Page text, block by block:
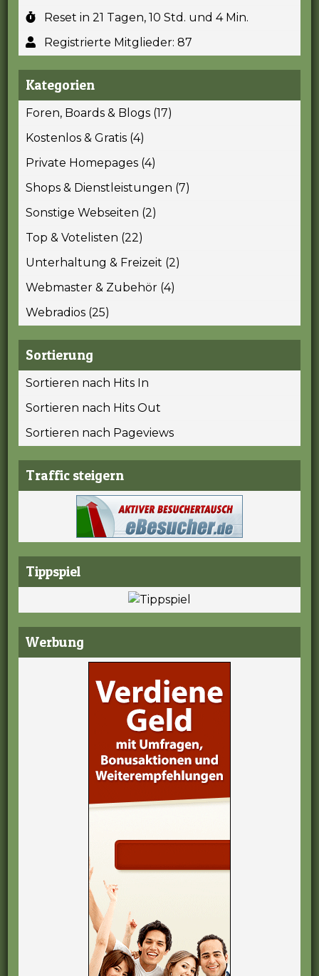
Reset in 21 Tagen, 10 Std. und 4 Min.
Registrierte Mitglieder: 87
Kategorien
Foren, Boards & Blogs (17)
Kostenlos & Gratis (4)
Private Homepages (4)
Shops & Dienstleistungen (7)
Sonstige Webseiten (2)
Top & Votelisten (22)
Unterhaltung & Freizeit (2)
Webmaster & Zubehör (4)
Webradios (25)
Sortierung
Sortieren nach Hits In
Sortieren nach Hits Out
Sortieren nach Pageviews
Traffic steigern
Tippspiel
Werbung